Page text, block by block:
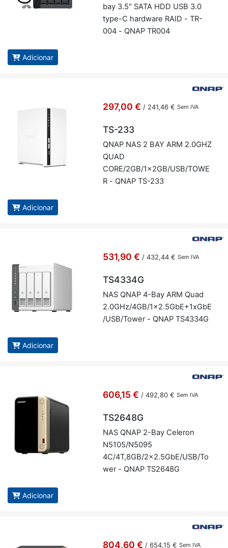
bay 3.5" SATA HDD USB 3.0
type-C hardware RAID - TR-
004 - QNAP TR004
Adicionar
297,00 € / 241,46 € Sem IVA
TS-233
QNAP NAS 2 BAY ARM 2.0GHZ
QUAD
CORE/2GB/1x2GB/USB/TOWE
R - QNAP TS-233
Adicionar
531,90 € / 432,44 € Sem IVA
TS4334G
NAS QNAP 4-Bay ARM Quad
2.0GHz/4GB/1x2.5GbE+1xGbE
/USB/Tower - QNAP TS4334G
Adicionar
606,15 € / 492,80 € Sem IVA
TS2648G
NAS QNAP 2-Bay Ce­leron
N5105/N5095
4C/4T,8GB/2x2.5GbE/USB/To
wer - QNAP TS2648G
Adicionar
804,60 € / 654,15 € Sem IVA